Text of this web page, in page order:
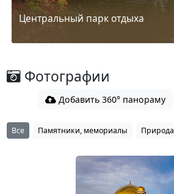
Центральный парк отдыха
Фотографии
Добавить 360° панораму
Все Памятники, мемориалы Природа